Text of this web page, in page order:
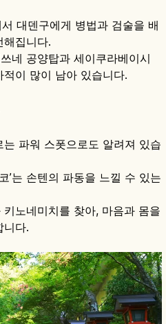
대덴구에게 병법과 검술을 배
해집니다.
네 공양탑과 세이쿠라베이시
이 많이 남아 있습니다.
파워 스폿으로도 알려져 있습
’는 손텐의 파동을 느낄 수 있는
노네미치를 찾아, 마음과 몸을
니다.